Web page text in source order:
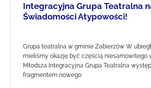
Integracyjna Grupa Teatralna
Świadomości Atypowości!
Grupa teatralna w gminie Zabierzów W
mieliśmy okazję być częścią niesamowitego
Młodsza Integracyjna Grupa Teatralna
fragmentem nowego